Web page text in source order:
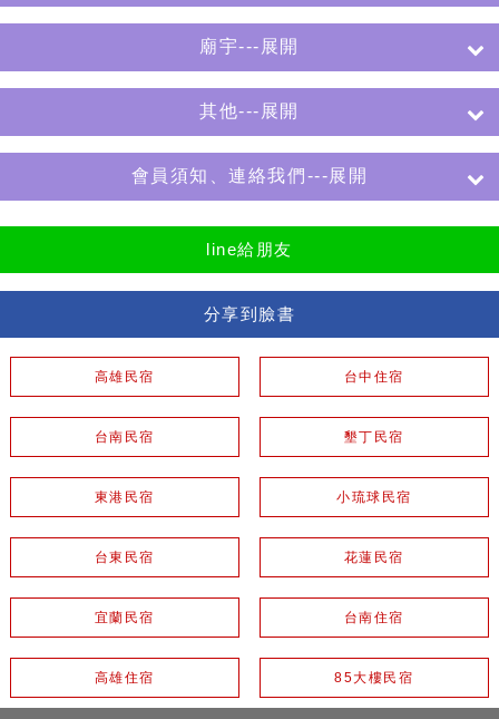
廟宇---展開
其他---展開
會員須知、連絡我們---展開
line給朋友
分享到臉書
高雄民宿 台中住宿
台南民宿 墾丁民宿
東港民宿 小琉球民宿
台東民宿 花蓮民宿
宜蘭民宿 台南住宿
高雄住宿 85大樓民宿